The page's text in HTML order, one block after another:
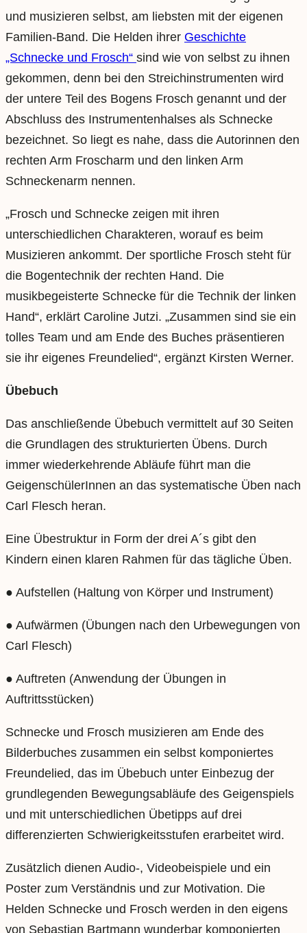
und musizieren selbst, am liebsten mit der eigenen
Familien-Band. Die Helden ihrer Geschichte
„Schnecke und Frosch“ sind wie von selbst zu ihnen
gekommen, denn bei den Streichinstrumenten wird
der untere Teil des Bogens Frosch genannt und der
Abschluss des Instrumentenhalses als Schnecke
bezeichnet. So liegt es nahe, dass die Autorinnen den
rechten Arm Froscharm und den linken Arm
Schneckenarm nennen.
„Frosch und Schnecke zeigen mit ihren
unterschiedlichen Charakteren, worauf es beim
Musizieren ankommt. Der sportliche Frosch steht für
die Bogentechnik der rechten Hand. Die
musikbegeisterte Schnecke für die Technik der linken
Hand“, erklärt Caroline Jutzi. „Zusammen sind sie ein
tolles Team und am Ende des Buches präsentieren
sie ihr eigenes Freundelied“, ergänzt Kirsten Werner.
Übebuch
Das anschließende Übebuch vermittelt auf 30 Seiten
die Grundlagen des strukturierten Übens. Durch
immer wiederkehrende Abläufe führt man die
GeigenschülerInnen an das systematische Üben nach
Carl Flesch heran.
Eine Übestruktur in Form der drei A´s gibt den
Kindern einen klaren Rahmen für das tägliche Üben.
● Aufstellen (Haltung von Körper und Instrument)
● Aufwärmen (Übungen nach den Urbewegungen von
Carl Flesch)
● Auftreten (Anwendung der Übungen in
Auftrittsstücken)
Schnecke und Frosch musizieren am Ende des
Bilderbuches zusammen ein selbst komponiertes
Freundelied, das im Übebuch unter Einbezug der
grundlegenden Bewegungsabläufe des Geigenspiels
und mit unterschiedlichen Übetipps auf drei
differenzierten Schwierigkeitsstufen erarbeitet wird.
Zusätzlich dienen Audio-, Videobeispiele und ein
Poster zum Verständnis und zur Motivation. Die
Helden Schnecke und Frosch werden in den eigens
von Sebastian Bartmann wunderbar komponierten